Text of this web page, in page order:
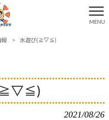
MENU
報 > 水遊び(≧▽≦)
2021/08/26